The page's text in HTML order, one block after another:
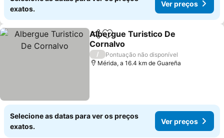
exatos.
Ver preços
PartilharAdicionar aos favoritos
Albergue Turistico De
Cornalvo
Ver preços
/
Pontuação não disponível
Mérida, a 16.4 km de Guareña
Selecione as datas para ver os preços
exatos.
Ver preços